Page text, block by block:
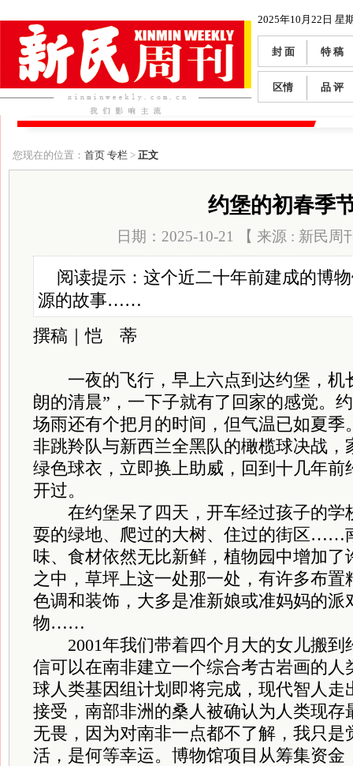
2025年10月22日 星
封 面 特 稿
区情 品 评
您现在的位置： 首页 专栏 > 正文
约堡的初春季
日期：2025-10-21 【 来源 : 新民周
阅读提示：这个近二十年前建成的博
源的故事……
撰稿｜恺 蒂
一夜的飞行，早上六点到达约堡，机
朗的清晨”，一下子就有了回家的感觉。
场雨还有个把月的时间，但气温已如夏季
非跳羚队与新西兰全黑队的橄榄球决战，
绿色球衣，立即换上助威，回到十几年前
开过。
在约堡呆了四天，开车经过孩子的学
耍的绿地、爬过的大树、住过的街区……
味、食材依然无比新鲜，植物园中增加了
之中，草坪上这一处那一处，有许多布
色调和装饰，大多是准新娘或准妈妈的派
物……
2001年我们带着四个月大的女儿搬到
信可以在南非建立一个综合考古岩画的人
球人类基因组计划即将完成，现代智人走
接受，南部非洲的桑人被确认为人类现存
无畏，因为对南非一点都不了解，我只是
活，是何等幸运。博物馆项目从筹集资金